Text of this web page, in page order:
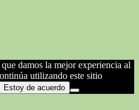
damos la mejor experiencia al
utilizando este sitio
Estoy de acuerdo